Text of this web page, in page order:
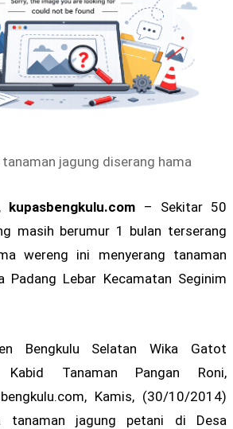
jagung diserang hama
kupasbengkulu.com – Sekitar 50
masih berumur 1 bulan terserang
wereng ini menyerang tanaman
Padang Lebar Kecamatan Seginim
Bengkulu Selatan Wika Gatot
Tanaman Pangan Roni,
Kamis, (30/10/2014)
tanaman jagung petani di Desa